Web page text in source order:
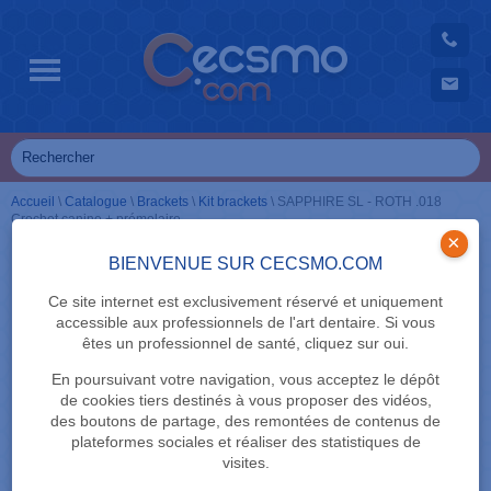
BIENVENUE SUR CECSMO.COM
Ce site internet est exclusivement réservé et uniquement
accessible aux professionnels de l'art dentaire. Si vous
êtes un professionnel de santé, cliquez sur oui.
En poursuivant votre navigation, vous acceptez le dépôt
de cookies tiers destinés à vous proposer des vidéos,
des boutons de partage, des remontées de contenus de
plateformes sociales et réaliser des statistiques de
visites.
×
Accueil \ Catalogue \ Brackets \ Kit brackets \ SAPPHIRE SL - ROTH .018
Crochet canine + prémolaire